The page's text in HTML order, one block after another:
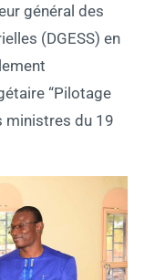
général des
(DGESS) en
“Pilotage
ministres du 19